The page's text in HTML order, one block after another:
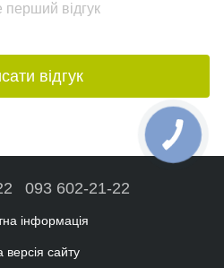
перший відгук
відгук
093 602-21-22
інформація
версія сайту